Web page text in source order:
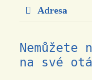
Adresa
na své